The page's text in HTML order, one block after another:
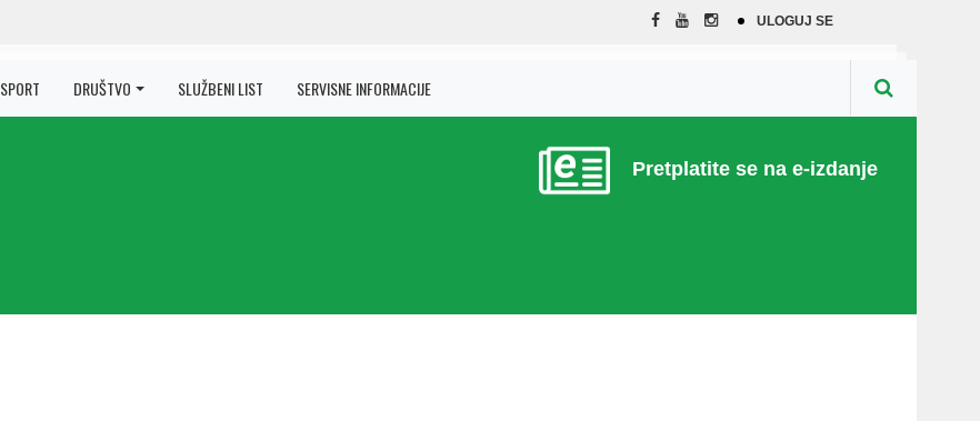
ULOGUJ SE
SPORT DRUŠTVO SLUŽBENI LIST SERVISNE INFORMACIJE
Pretplatite se na e-izdanje